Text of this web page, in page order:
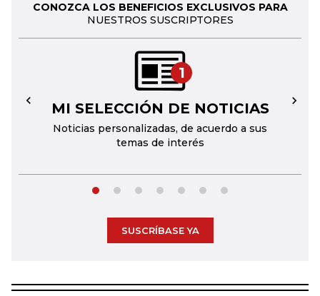
CONOZCA LOS BENEFICIOS EXCLUSIVOS PARA
NUESTROS SUSCRIPTORES
1
MI SELECCIÓN DE NOTICIAS
Noticias personalizadas, de acuerdo a sus
temas de interés
← →
SUSCRÍBASE YA